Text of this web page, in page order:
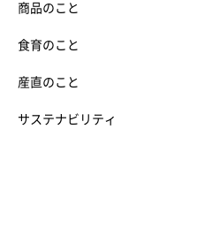
商品のこと
食育のこと
産直のこと
サステナビリティ